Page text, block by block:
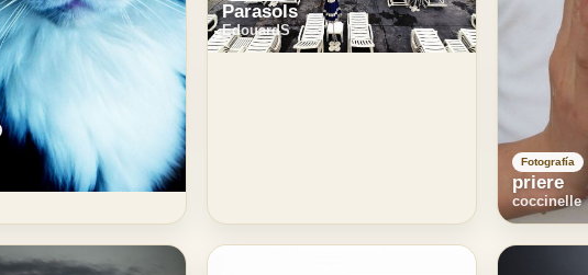
Parasols
EdouardS
Fotografía
priere
coccinelle